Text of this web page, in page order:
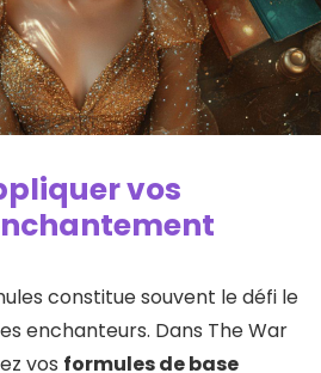
vos
constitue souvent le défi le
enchanteurs. Dans The War
vos formules de base